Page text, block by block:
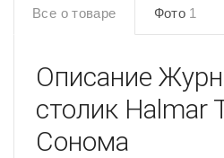
Все о товаре Фото 1
Описание
столик Halmar
Сонома